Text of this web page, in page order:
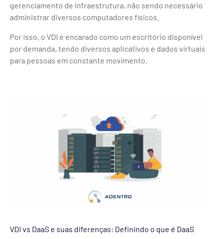
gerenciamento de infraestrutura, não sendo necessário
administrar diversos computadores físicos.
Por isso, o VDI é encarado como um escritório disponível
por demanda, tendo diversos aplicativos e dados virtuais
para pessoas em constante movimento.
VDI vs DaaS e suas diferenças: Definindo o que é DaaS